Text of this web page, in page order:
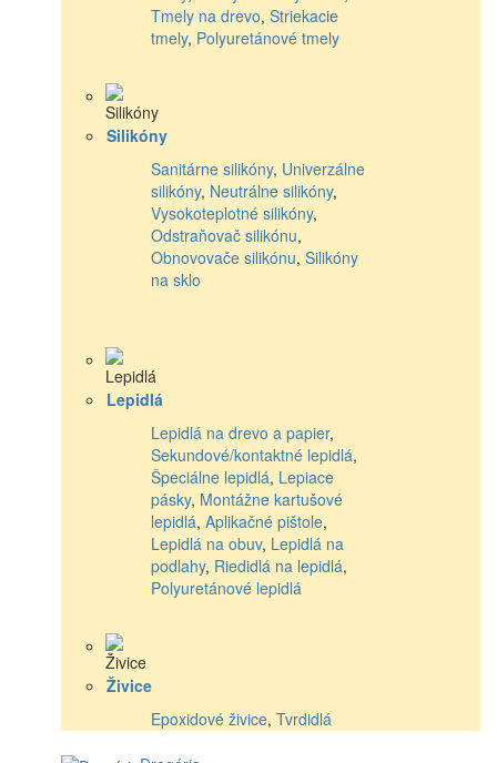
Tmely na drevo, Striekacie
tmely, Polyuretánové tmely
Silikóny
Sanitárne silikóny, Univerzálne
silikóny, Neutrálne silikóny,
Vysokoteplotné silikóny,
Odstraňovač silikónu,
Obnovovače silikónu, Silikóny
na sklo
Lepidlá
Lepidlá na drevo a papier,
Sekundové/kontaktné lepidlá,
Špeciálne lepidlá, Lepiace
pásky, Montážne kartušové
lepidlá, Aplikačné pištole,
Lepidlá na obuv, Lepidlá na
podlahy, Riedidlá na lepidlá,
Polyuretánové lepidlá
Živice
Epoxidové živice, Tvrdidlá